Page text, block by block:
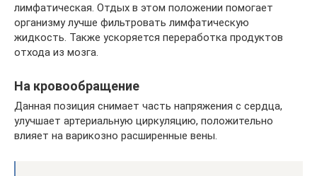
лимфатическая. Отдых в этом положении помогает
организму лучше фильтровать лимфатическую
жидкость. Также ускоряется переработка продуктов
отхода из мозга.
На кровообращение
Данная позиция снимает часть напряжения с сердца,
улучшает артериальную циркуляцию, положительно
влияет на варикозно расширенные вены.